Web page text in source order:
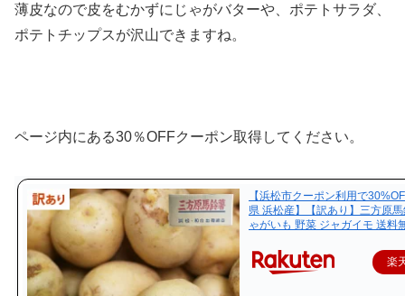
薄皮なので皮をむかずにじゃがバターや、ポテトサラダ、
ポテトチップスが沢山できますね。
ページ内にある30％OFFクーポン取得してください。
【浜松市クーポン利用で
県 浜松産】【訳あり】三方原
ゃがいも 野菜 ジャガイモ 送料
楽